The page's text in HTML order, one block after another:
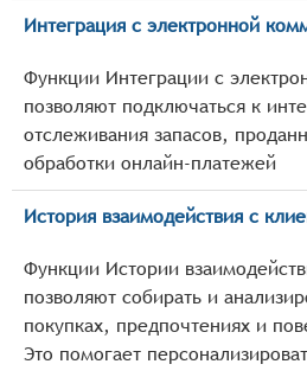
Интеграция с электронной
Функции Интеграции с
позволяют подключаться к
отслеживания запасов,
обработки онлайн-платежей
История взаимодействия с
Функции Истории
позволяют собирать и
покупках, предпочтениях и
Это помогает